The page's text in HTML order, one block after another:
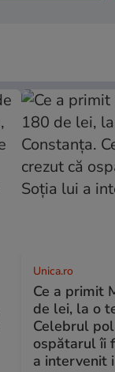
Unica.ro
Ce a primit
de lei, la o
Celebrul
ospătarul îi
a intervenit